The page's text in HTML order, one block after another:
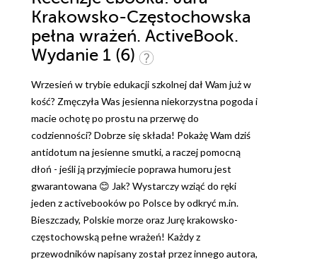
Krakowsko-Częstochowska
pełna wrażeń. ActiveBook.
Wydanie 1 (6)
Wrzesień w trybie edukacji szkolnej dał Wam już w
kość? Zmęczyła Was jesienna niekorzystna pogoda i
macie ochotę po prostu na przerwę do
codzienności? Dobrze się składa! Pokażę Wam dziś
antidotum na jesienne smutki, a raczej pomocną
dłoń - jeśli ją przyjmiecie poprawa humoru jest
gwarantowana 😊 Jak? Wystarczy wziąć do ręki
jeden z activebooków po Polsce by odkryć m.in.
Bieszczady, Polskie morze oraz Jurę krakowsko-
częstochowską pełne wrażeń! Każdy z
przewodników napisany został przez innego autora,